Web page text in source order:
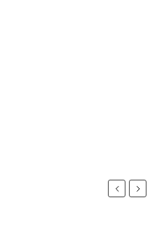
Previous
Next